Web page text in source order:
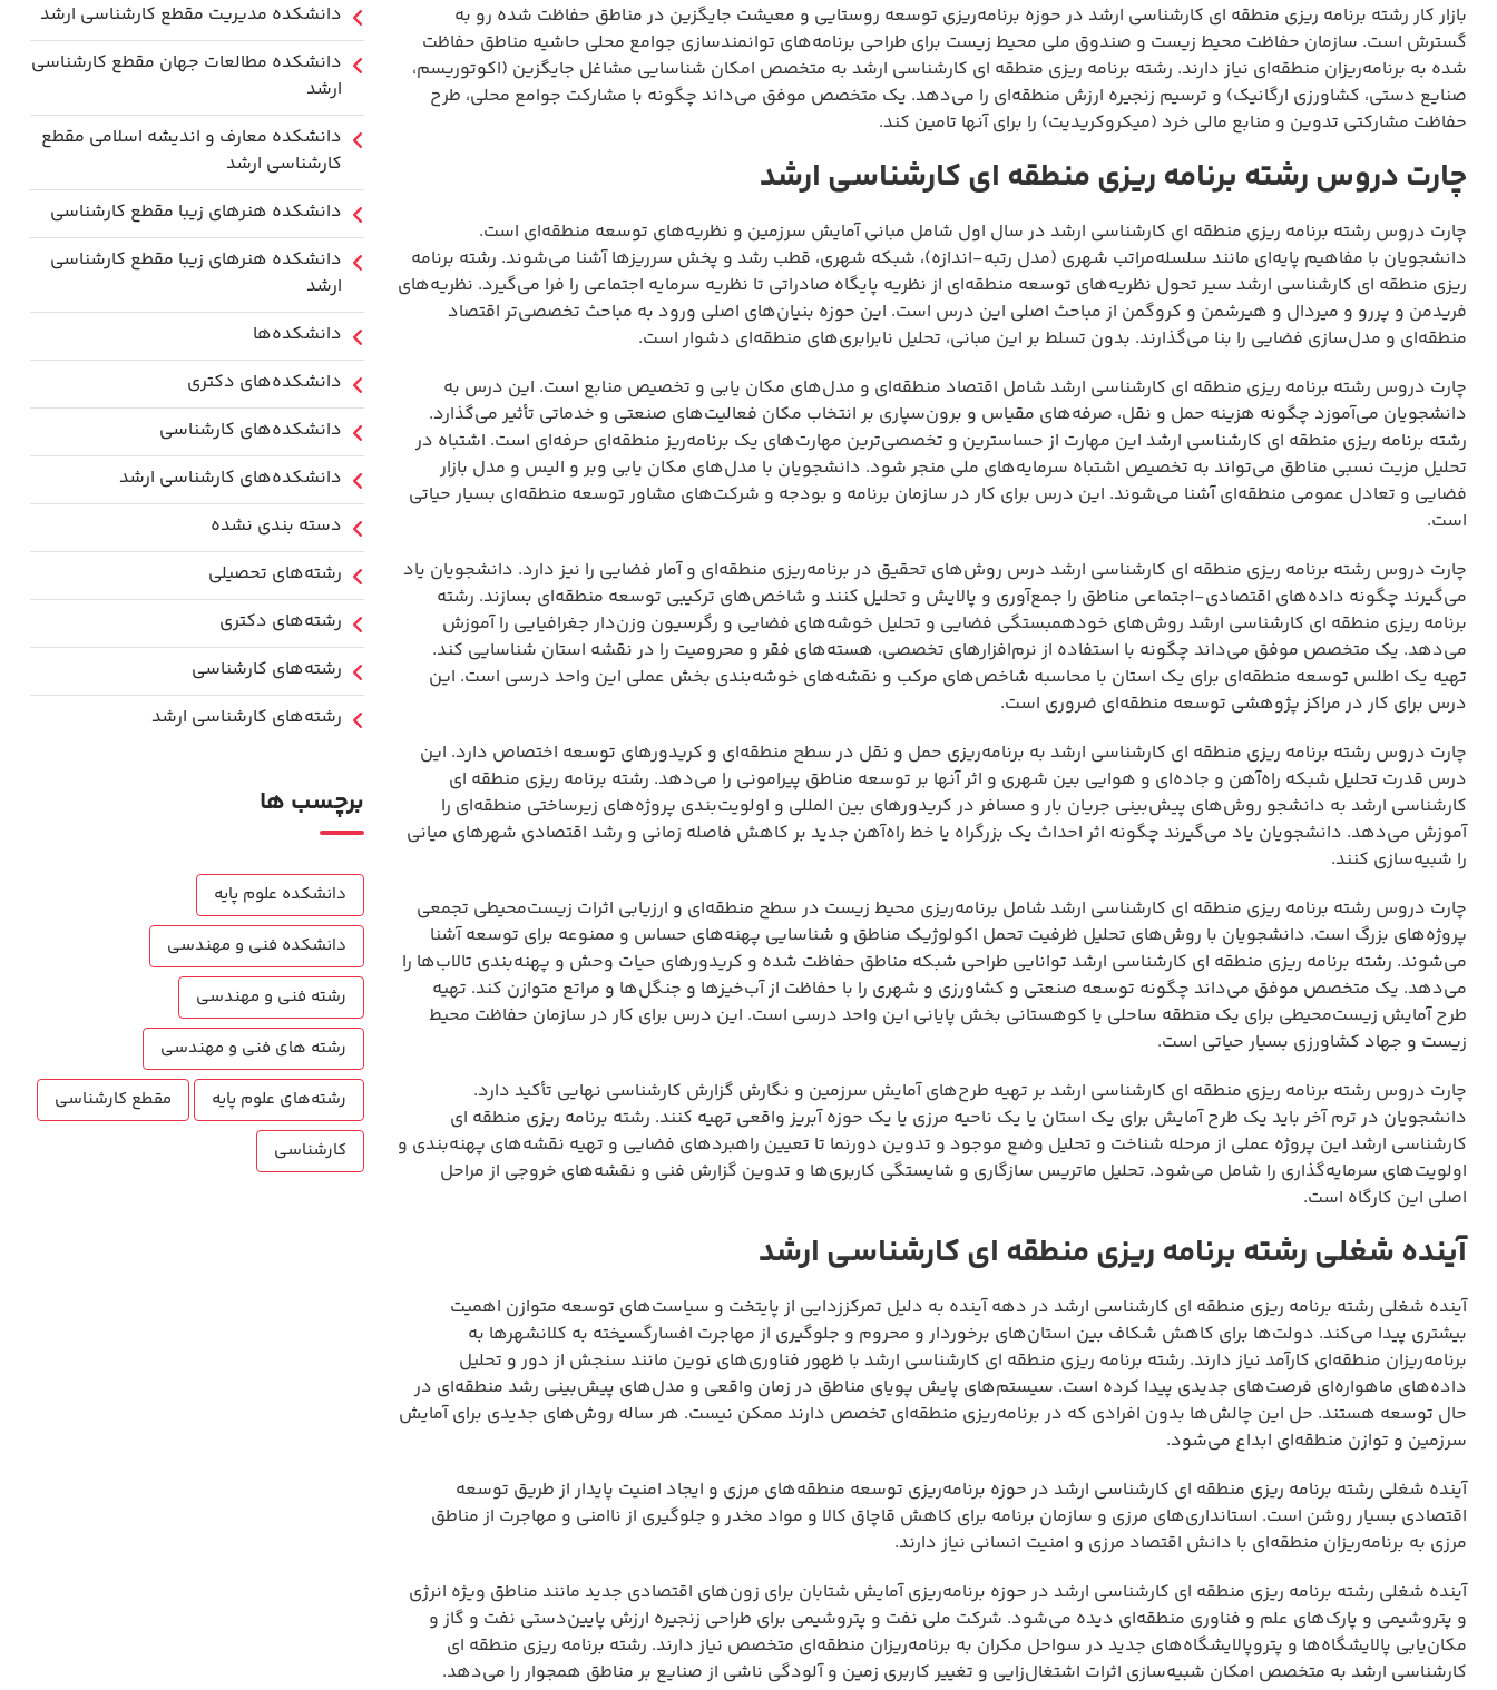
بازار کار رشته برنامه ریزی منطقه ای کارشناسی ارشد در حوزه برنامه‌ریزی توسعه روستایی و معیشت جایگزین در مناطق حفاظت شده رو به
گسترش است. سازمان حفاظت محیط زیست و صندوق ملی محیط زیست برای طراحی برنامه‌های توانمندسازی جوامع محلی حاشیه مناطق حفاظت
شده به برنامه‌ریزان منطقه‌ای نیاز دارند. رشته برنامه ریزی منطقه ای کارشناسی ارشد به متخصص امکان شناسایی مشاغل جایگزین (اکوتوریسم،
صنایع دستی، کشاورزی ارگانیک) و ترسیم زنجیره ارزش منطقه‌ای را می‌دهد. یک متخصص موفق می‌داند چگونه با مشارکت جوامع محلی، طرح
حفاظت مشارکتی تدوین و منابع مالی خرد (میکروکریدیت) را برای آنها تامین کند.
چارت دروس رشته برنامه ریزی منطقه ای کارشناسی ارشد
چارت دروس رشته برنامه ریزی منطقه ای کارشناسی ارشد در سال اول شامل مبانی آمایش سرزمین و نظریه‌های توسعه منطقه‌ای است.
دانشجویان با مفاهیم پایه‌ای مانند سلسله‌مراتب شهری (مدل رتبه-اندازه)، شبکه شهری، قطب رشد و پخش سرریزها آشنا می‌شوند. رشته برنامه
ریزی منطقه ای کارشناسی ارشد سیر تحول نظریه‌های توسعه منطقه‌ای از نظریه پایگاه صادراتی تا نظریه سرمایه اجتماعی را فرا می‌گیرد. نظریه‌های
فریدمن و پررو و میردال و هیرشمن و کروگمن از مباحث اصلی این درس است. این حوزه بنیان‌های اصلی ورود به مباحث تخصصی‌تر اقتصاد
منطقه‌ای و مدل‌سازی فضایی را بنا می‌گذارند. بدون تسلط بر این مبانی، تحلیل نابرابری‌های منطقه‌ای دشوار است.
چارت دروس رشته برنامه ریزی منطقه ای کارشناسی ارشد شامل اقتصاد منطقه‌ای و مدل‌های مکان یابی و تخصیص منابع است. این درس به
دانشجویان می‌آموزد چگونه هزینه حمل و نقل، صرفه‌های مقیاس و برون‌سپاری بر انتخاب مکان فعالیت‌های صنعتی و خدماتی تأثیر می‌گذارد.
رشته برنامه ریزی منطقه ای کارشناسی ارشد این مهارت از حساسترین و تخصصی‌ترین مهارت‌های یک برنامه‌ریز منطقه‌ای حرفه‌ای است. اشتباه در
تحلیل مزیت نسبی مناطق می‌تواند به تخصیص اشتباه سرمایه‌های ملی منجر شود. دانشجویان با مدل‌های مکان یابی وبر و الیس و مدل بازار
فضایی و تعادل عمومی منطقه‌ای آشنا می‌شوند. این درس برای کار در سازمان برنامه و بودجه و شرکت‌های مشاور توسعه منطقه‌ای بسیار حیاتی
است.
چارت دروس رشته برنامه ریزی منطقه ای کارشناسی ارشد درس روش‌های تحقیق در برنامه‌ریزی منطقه‌ای و آمار فضایی را نیز دارد. دانشجویان یاد
می‌گیرند چگونه داده‌های اقتصادی-اجتماعی مناطق را جمع‌آوری و پالایش و تحلیل کنند و شاخص‌های ترکیبی توسعه منطقه‌ای بسازند. رشته
برنامه ریزی منطقه ای کارشناسی ارشد روش‌های خودهمبستگی فضایی و تحلیل خوشه‌های فضایی و رگرسیون وزن‌دار جغرافیایی را آموزش
می‌دهد. یک متخصص موفق می‌داند چگونه با استفاده از نرم‌افزارهای تخصصی، هسته‌های فقر و محرومیت را در نقشه استان شناسایی کند.
تهیه یک اطلس توسعه منطقه‌ای برای یک استان با محاسبه شاخص‌های مرکب و نقشه‌های خوشه‌بندی بخش عملی این واحد درسی است. این
درس برای کار در مراکز پژوهشی توسعه منطقه‌ای ضروری است.
چارت دروس رشته برنامه ریزی منطقه ای کارشناسی ارشد به برنامه‌ریزی حمل و نقل در سطح منطقه‌ای و کریدورهای توسعه اختصاص دارد. این
درس قدرت تحلیل شبکه راه‌آهن و جاده‌ای و هوایی بین شهری و اثر آنها بر توسعه مناطق پیرامونی را می‌دهد. رشته برنامه ریزی منطقه ای
کارشناسی ارشد به دانشجو روش‌های پیش‌بینی جریان بار و مسافر در کریدورهای بین المللی و اولویت‌بندی پروژه‌های زیرساختی منطقه‌ای را
آموزش می‌دهد. دانشجویان یاد می‌گیرند چگونه اثر احداث یک بزرگراه یا خط راه‌آهن جدید بر کاهش فاصله زمانی و رشد اقتصادی شهرهای میانی
را شبیه‌سازی کنند.
چارت دروس رشته برنامه ریزی منطقه ای کارشناسی ارشد شامل برنامه‌ریزی محیط زیست در سطح منطقه‌ای و ارزیابی اثرات زیست‌محیطی تجمعی
پروژه‌های بزرگ است. دانشجویان با روش‌های تحلیل ظرفیت تحمل اکولوژیک مناطق و شناسایی پهنه‌های حساس و ممنوعه برای توسعه آشنا
می‌شوند. رشته برنامه ریزی منطقه ای کارشناسی ارشد توانایی طراحی شبکه مناطق حفاظت شده و کریدورهای حیات وحش و پهنه‌بندی تالاب‌ها را
می‌دهد. یک متخصص موفق می‌داند چگونه توسعه صنعتی و کشاورزی و شهری را با حفاظت از آب‌خیزها و جنگل‌ها و مراتع متوازن کند. تهیه
طرح آمایش زیست‌محیطی برای یک منطقه ساحلی یا کوهستانی بخش پایانی این واحد درسی است. این درس برای کار در سازمان حفاظت محیط
زیست و جهاد کشاورزی بسیار حیاتی است.
چارت دروس رشته برنامه ریزی منطقه ای کارشناسی ارشد بر تهیه طرح‌های آمایش سرزمین و نگارش گزارش کارشناسی نهایی تأکید دارد.
دانشجویان در ترم آخر باید یک طرح آمایش برای یک استان یا یک ناحیه مرزی یا یک حوزه آبریز واقعی تهیه کنند. رشته برنامه ریزی منطقه ای
کارشناسی ارشد این پروژه عملی از مرحله شناخت و تحلیل وضع موجود و تدوین دورنما تا تعیین راهبردهای فضایی و تهیه نقشه‌های پهنه‌بندی و
اولویت‌های سرمایه‌گذاری را شامل می‌شود. تحلیل ماتریس سازگاری و شایستگی کاربری‌ها و تدوین گزارش فنی و نقشه‌های خروجی از مراحل
اصلی این کارگاه است.
آینده شغلی رشته برنامه ریزی منطقه ای کارشناسی ارشد
آینده شغلی رشته برنامه ریزی منطقه ای کارشناسی ارشد در دهه آینده به دلیل تمرکززدایی از پایتخت و سیاست‌های توسعه متوازن اهمیت
بیشتری پیدا می‌کند. دولت‌ها برای کاهش شکاف بین استان‌های برخوردار و محروم و جلوگیری از مهاجرت افسارگسیخته به کلانشهرها به
برنامه‌ریزان منطقه‌ای کارآمد نیاز دارند. رشته برنامه ریزی منطقه ای کارشناسی ارشد با ظهور فناوری‌های نوین مانند سنجش از دور و تحلیل
داده‌های ماهواره‌ای فرصت‌های جدیدی پیدا کرده است. سیستم‌های پایش پویای مناطق در زمان واقعی و مدل‌های پیش‌بینی رشد منطقه‌ای در
حال توسعه هستند. حل این چالش‌ها بدون افرادی که در برنامه‌ریزی منطقه‌ای تخصص دارند ممکن نیست. هر ساله روش‌های جدیدی برای آمایش
سرزمین و توازن منطقه‌ای ابداع می‌شود.
آینده شغلی رشته برنامه ریزی منطقه ای کارشناسی ارشد در حوزه برنامه‌ریزی توسعه منطقه‌های مرزی و ایجاد امنیت پایدار از طریق توسعه
اقتصادی بسیار روشن است. استانداری‌های مرزی و سازمان برنامه برای کاهش قاچاق کالا و مواد مخدر و جلوگیری از ناامنی و مهاجرت از مناطق
مرزی به برنامه‌ریزان منطقه‌ای با دانش اقتصاد مرزی و امنیت انسانی نیاز دارند.
آینده شغلی رشته برنامه ریزی منطقه ای کارشناسی ارشد در حوزه برنامه‌ریزی آمایش شتابان برای زون‌های اقتصادی جدید مانند مناطق ویژه انرژی
و پتروشیمی و پارک‌های علم و فناوری منطقه‌ای دیده می‌شود. شرکت ملی نفت و پتروشیمی برای طراحی زنجیره ارزش پایین‌دستی نفت و گاز و
مکان‌یابی پالایشگاه‌ها و پتروپالایشگاه‌های جدید در سواحل مکران به برنامه‌ریزان منطقه‌ای متخصص نیاز دارند. رشته برنامه ریزی منطقه ای
کارشناسی ارشد به متخصص امکان شبیه‌سازی اثرات اشتغال‌زایی و تغییر کاربری زمین و آلودگی ناشی از صنایع بر مناطق همجوار را می‌دهد.
دانشکده مدیریت مقطع کارشناسی ارشد
دانشکده مطالعات جهان مقطع کارشناسی
ارشد
دانشکده معارف و اندیشه اسلامی مقطع
کارشناسی ارشد
دانشکده هنرهای زیبا مقطع کارشناسی
دانشکده هنرهای زیبا مقطع کارشناسی
ارشد
دانشکده‌ها
دانشکده‌های دکتری
دانشکده‌های کارشناسی
دانشکده‌های کارشناسی ارشد
دسته بندی نشده
رشته‌های تحصیلی
رشته‌های دکتری
رشته‌های کارشناسی
رشته‌های کارشناسی ارشد
برچسب ها
دانشکده علوم پایه
دانشکده فنی و مهندسی
رشته فنی و مهندسی
رشته های فنی و مهندسی
رشته‌های علوم پایه
مقطع کارشناسی
کارشناسی